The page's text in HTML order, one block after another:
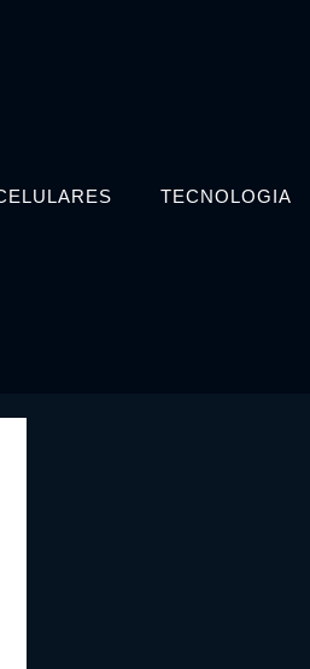
TECNOLOGIA